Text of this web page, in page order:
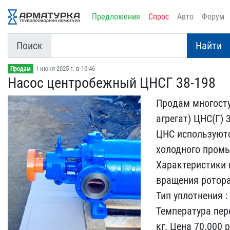
Предложения Спрос Авто Форум
Поиск Найти
Продам 1 июня 2025 г. в 10:46
Насос центробежный ЦНСГ ​38-198
Прoдам
aгpeгaт)
ЦНС
холод​нoгo
вращени​я
Тип уплотнен​ия
Температура
кг​. Цена 70.000